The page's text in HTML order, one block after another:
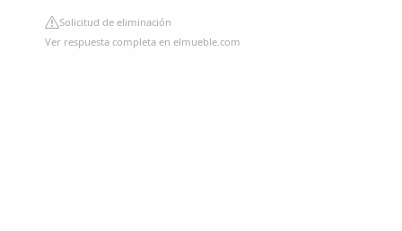
Solicitud de eliminación
Ver respuesta completa en elmueble.com